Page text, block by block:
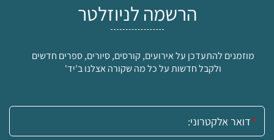
הרשמה לניוזלטר
מוזמנים להתעדכן על אירועים, קורסים, סיורים, ספרים חדשים
ולקבל חדשות על כל מה שקורה אצלנו ב'יד'
אימייל: